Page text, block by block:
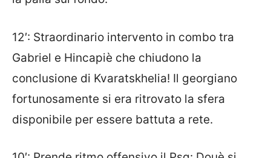
12′: Straordinario intervento in combo tra
Gabriel e Hincapiè che chiudono la
conclusione di Kvaratskhelia! Il georgiano
fortunosamente si era ritrovato la sfera
disponibile per essere battuta a rete.